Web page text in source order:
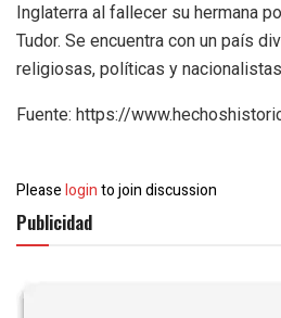
Inglaterra al fallecer su hermana
Tudor. Se encuentra con un país
religiosas, políticas y
Fuente: https://
Pleaseloginto join discussion
Publicidad